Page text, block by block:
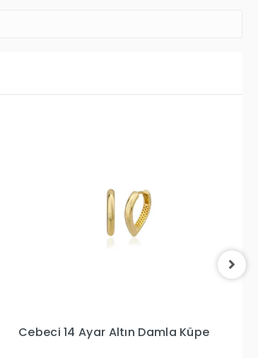
Cebeci 14 Ayar Beyaz Altın Küpe